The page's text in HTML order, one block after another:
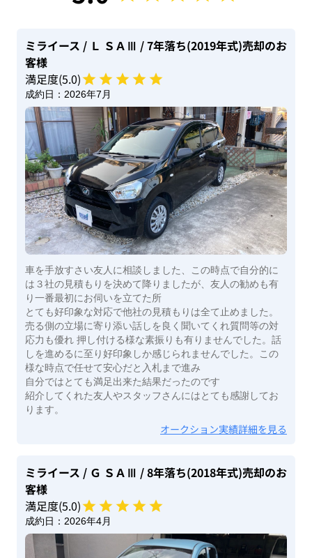
ミライース / Ｌ ＳＡⅢ / 7年落ち(2019年式)売却のお
客様
満足度(5.0)
成約日： 2026年7月
車を手放すさい友人に相談しました、この時点で自分的に
は３社の見積もりを決めて降りましたが、友人の勧めも有
り一番最初にお伺いを立てた所
とても好印象な対応で他社の見積もりは全て止めました。
売る側の立場に寄り添い話しを良く聞いてくれ質問等の対
応力も優れ 押し付ける様な素振りも有りませんでした。話
しを進めるに至り好印象しか感じられませんでした。この
様な時点で任せて安心だと入札まで進み
自分ではとても満足出来た結果だったのです
紹介してくれた友人やスタッフさんにはとても感謝してお
ります。
オークション実績詳細を見る
ミライース / Ｇ ＳＡⅢ / 8年落ち(2018年式)売却のお
客様
満足度(5.0)
成約日： 2026年4月